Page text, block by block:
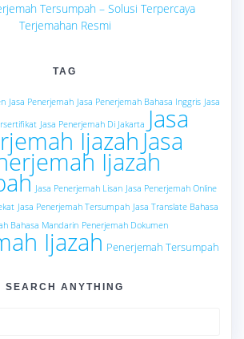
Tersumpah – Solusi Terpercaya
Terjemahan Resmi
TAG
Jasa Penerjemah Jasa Penerjemah Bahasa Inggris Jasa
Jasa Penerjemah Di Jakarta Jasa
Ijazah Jasa
Ijazah
Jasa Penerjemah Lisan Jasa Penerjemah Online
Jasa Penerjemah Tersumpah Jasa Translate Bahasa
Bahasa Mandarin Penerjemah Dokumen
Ijazah Penerjemah Tersumpah
SEARCH ANYTHING